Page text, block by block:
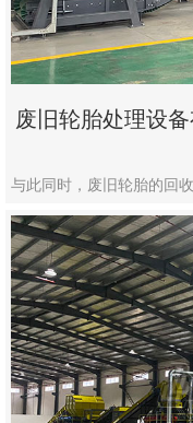
州
市
九
设
有
限
公
司
豫
ICP
备
废旧轮胎处理设
与此同时，废旧轮胎的回